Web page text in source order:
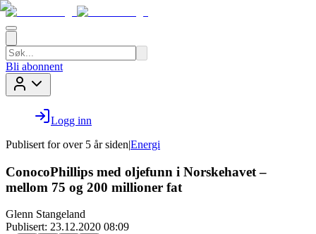
Bli abonnent
Logg inn
Publisert for over 5 år siden|Energi
ConocoPhillips med oljefunn i Norskehavet –
mellom 75 og 200 millioner fat
Glenn Stangeland
Publisert: 23.12.2020 08:09